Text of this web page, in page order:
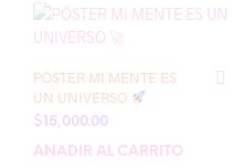
PÓSTER MI MENTE ES
UN UNIVERSO
$ 15,000.00
AÑADIR AL CARRITO